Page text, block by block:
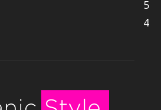
5
4